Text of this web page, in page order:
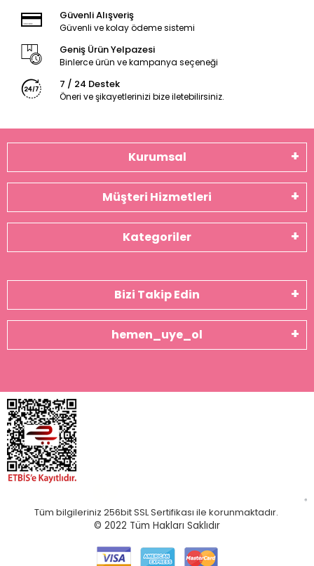
Güvenli Alışveriş
Güvenli ve kolay ödeme sistemi
Geniş Ürün Yelpazesi
Binlerce ürün ve kampanya seçeneği
7 / 24 Destek
Öneri ve şikayetlerinizi bize iletebilirsiniz.
Kurumsal
Müşteri Hizmetleri
Kategoriler
Bizi Takip Edin
hemen_uye_ol
Tüm bilgileriniz 256bit SSL Sertifikası ile korunmaktadır.
© 2022 Tüm Hakları Saklıdır